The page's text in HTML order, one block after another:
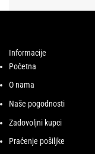
Informacije
Početna
O nama
Naše pogodnosti
Zadovoljni kupci
Praćenje pošiljke